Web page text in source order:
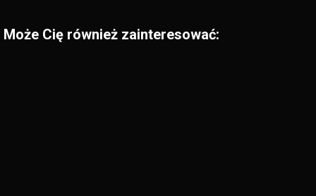
Może Cię również zainteresować: